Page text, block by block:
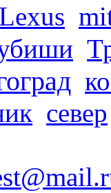
Lexus
север